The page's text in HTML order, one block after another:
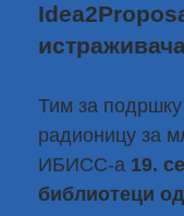
Тим за подршку
радионицу за
ИБИСС-a 19.
библиотеци